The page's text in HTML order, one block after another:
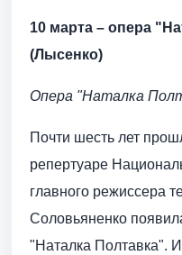
10 марта – опера
(Лысенко)
Опера "Наталка
Почти шесть лет
репертуаре
главного режиссера
Соловьяненко
"Наталка Полтавка".